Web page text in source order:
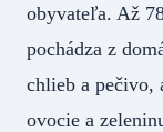
obyvateľa. Až
pochádza z
chlieb a pečivo,
ovocie a